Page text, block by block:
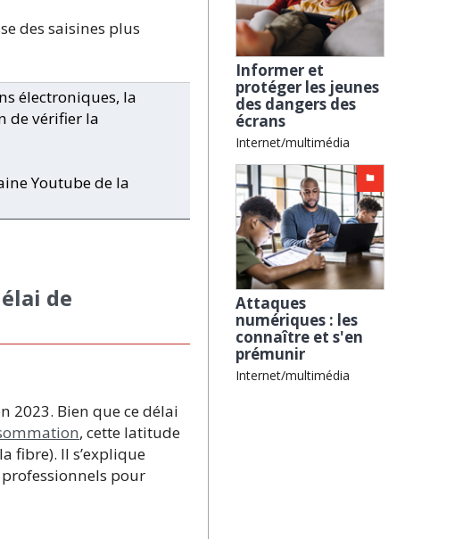
des saisines plus
électroniques, la
de vérifier la
Youtube de la
de
2023. Bien que ce délai
, cette latitude
fibre). Il s’explique
pour
Informer et
protéger les jeunes
des dangers des
écrans
Internet/multimédia
Attaques
numériques : les
connaître et s'en
prémunir
Internet/multimédia